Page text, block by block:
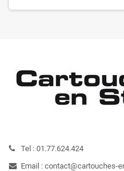
Tel : 01.77.624.424
Email : contact@cartouches-